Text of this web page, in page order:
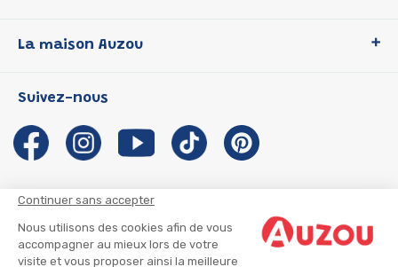
Continuer sans accepter
Nous utilisons des cookies afin de vous
accompagner au mieux lors de votre
visite et vous proposer ainsi la meilleure
P'tit Loup
Les Influenceuses
Migali
Petite Taupe
La maison Auzou
Notre histoire
Auzou s'engage
Auteurs et illustrateurs Auzou
Suivre mon colis
Suivez-nous
CGU